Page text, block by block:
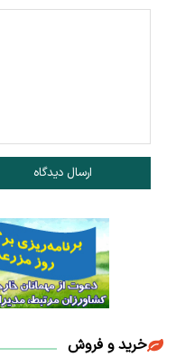
ارسال دیدگاه
خرید و فروش